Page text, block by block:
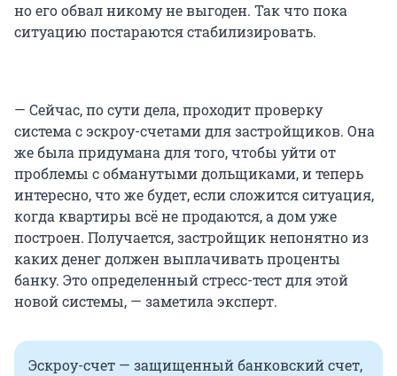
но его обвал никому не выгоден. Так что пока
ситуацию постараются стабилизировать.
— Сейчас, по сути дела, проходит проверку
система с эскроу-счетами для застройщиков. Она
же была придумана для того, чтобы уйти от
проблемы с обманутыми дольщиками, и теперь
интересно, что же будет, если сложится ситуация,
когда квартиры всё не продаются, а дом уже
построен. Получается, застройщик непонятно из
каких денег должен выплачивать проценты
банку. Это определенный стресс-тест для этой
новой системы, — заметила эксперт.
Эскроу-счет — защищенный банковский счет,